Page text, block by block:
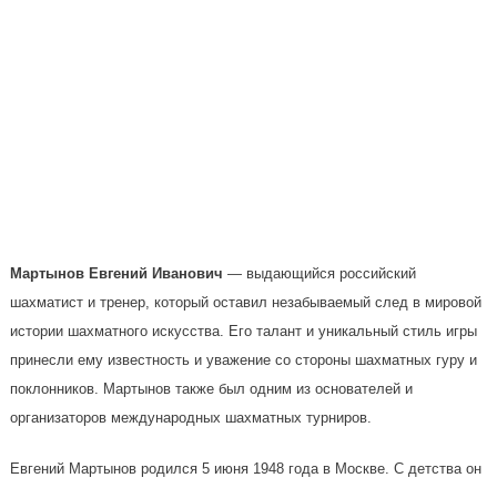
Мартынов Евгений Иванович — выдающийся российский
шахматист и тренер, который оставил незабываемый след в мировой
истории шахматного искусства. Его талант и уникальный стиль игры
принесли ему известность и уважение со стороны шахматных гуру и
поклонников. Мартынов также был одним из основателей и
организаторов международных шахматных турниров.
Евгений Мартынов родился 5 июня 1948 года в Москве. С детства он